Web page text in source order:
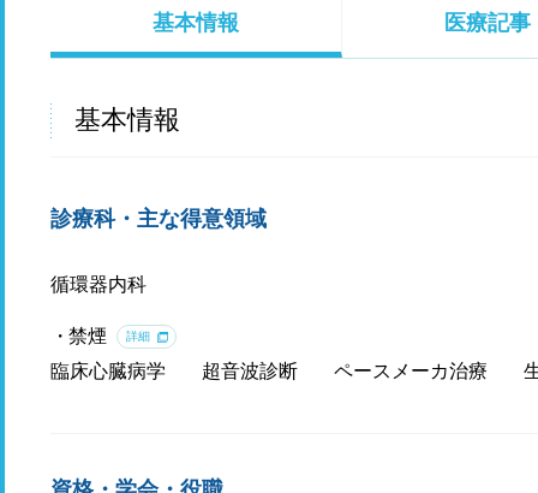
基本情報 医療記事
基本情報
診療科・主な得意領域
循環器内科
禁煙 詳細
臨床心臓病学 超音波診断 ペースメーカ治療